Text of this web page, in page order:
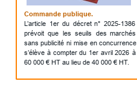
Commande publique.
L’article 1er du décret n° 2025-1386
prévoit que les seuils des marchés
sans publicité ni mise en concurrence
s’élève à compter du 1er avril 2026 à
60 000 € HT au lieu de 40 000 € HT.